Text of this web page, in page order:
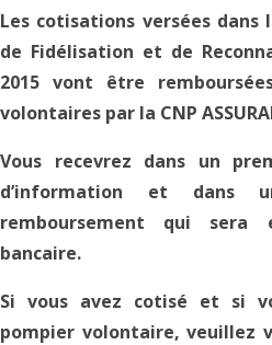
Les cotisations versées
de Fidélisation et de
2015 vont être
volontaires par la CNP
Vous recevrez dans un
d’information et dans
remboursement qui sera
bancaire.
Si vous avez cotisé et si
pompier volontaire, veuillez